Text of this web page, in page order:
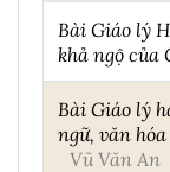
Bài Giáo lý
khả ngộ của
Bài Giáo lý
ngữ, văn
Vũ Văn An